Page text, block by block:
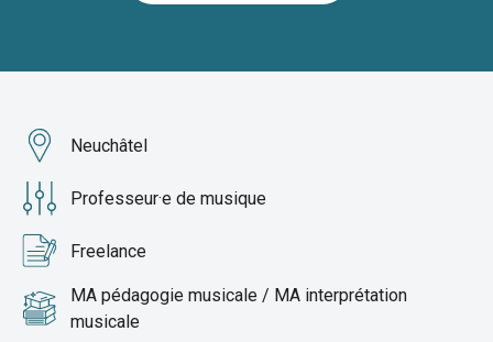
Neuchâtel
Professeur·e de musique
Freelance
MA pédagogie musicale / MA interprétation
musicale